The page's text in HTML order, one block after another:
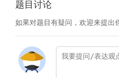
题目讨论
如果对题目有疑问，欢迎来提出